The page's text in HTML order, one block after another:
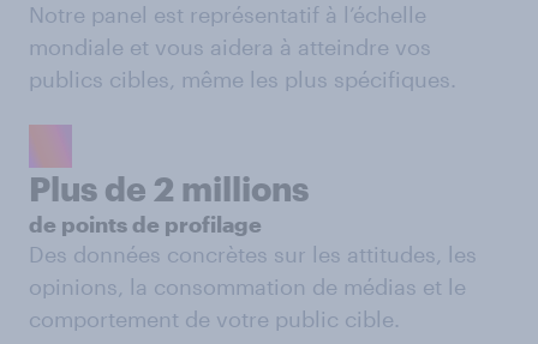
Notre panel est représentatif à l’échelle
mondiale et vous aidera à atteindre vos
publics cibles, même les plus spécifiques.
Plus de 2 millions
de points de profilage
Des données concrètes sur les attitudes, les
opinions, la consommation de médias et le
comportement de votre public cible.